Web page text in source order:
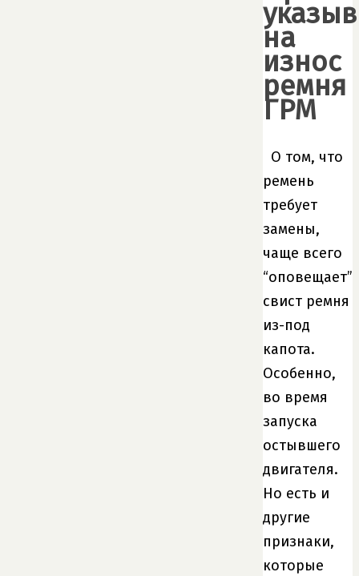
на
износ
ремня
ГРМ
О том, что
ремень
требует
замены,
чаще всего
“оповещает”
свист ремня
из-под
капота.
Особенно,
во время
запуска
остывшего
двигателя.
Но есть и
другие
признаки,
которые